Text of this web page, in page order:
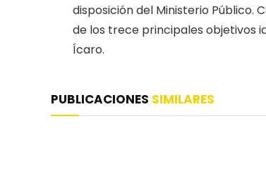
disposición del Ministerio Público.
de los trece principales objetivos
Ícaro.
PUBLICACIONES SIMILARES